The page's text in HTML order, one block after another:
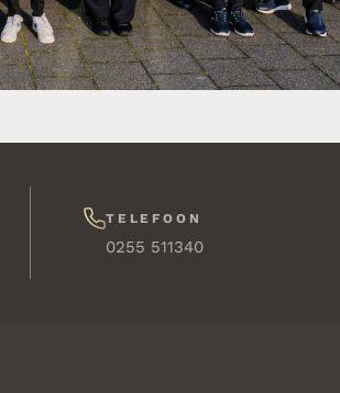
TELEFOON
0255 511340